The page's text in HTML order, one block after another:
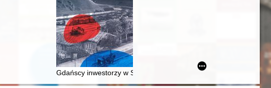
z rodu ŚlązakaGdańscy inwestorzy w Sopocie : prestiż finansowy i towarzyski